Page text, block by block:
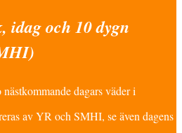
idag och 10 dygn
dagars väder i
av YR och SMHI, se även dagens